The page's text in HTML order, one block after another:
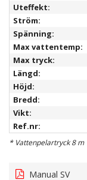
Uteffekt:
Ström:
Spänning:
Max vattentemp:
Max tryck:
Längd:
Höjd:
Bredd:
Vikt:
Ref.nr:
* Vattenpelartryck 8 m
Manual SV